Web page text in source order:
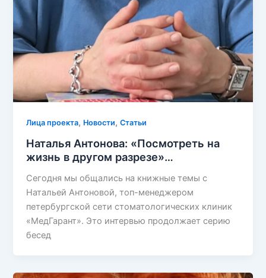
Лица проекта, Новости,Статьи
Наталья Антонова: «Посмотреть на
жизнь в другом разрезе»…
Сегодня мы общались на книжные темы с
Натальей Антоновой, топ-менеджером
петербургской сети стоматологических клиник
«МедГарант». Это интервью продолжает серию
бесед